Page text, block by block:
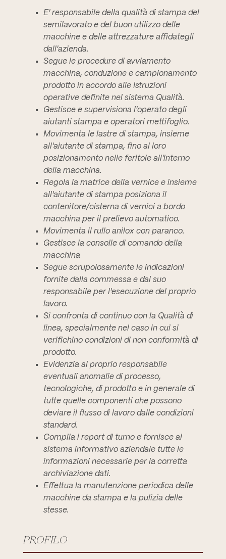
E' responsabile della qualità di stampa del
semilavorato e del buon utilizzo delle
macchine e delle attrezzature affidategli
dall'azienda.
Segue le procedure di avviamento
macchina, conduzione e campionamento
prodotto in accordo alle Istruzioni
operative definite nel sistema Qualità.
Gestisce e supervisiona l'operato degli
aiutanti stampa e operatori mettifoglio.
Movimenta le lastre di stampa, insieme
all'aiutante di stampa, fino al loro
posizionamento nelle feritoie all'interno
della macchina.
Regola la matrice della vernice e insieme
all'aiutante di stampa posiziona il
contenitore/cisterna di vernici a bordo
macchina per il prelievo automatico.
Movimenta il rullo anilox con paranco.
Gestisce la consolle di comando della
macchina
Segue scrupolosamente le indicazioni
fornite dalla commessa e dal suo
responsabile per l'esecuzione del proprio
lavoro.
Si confronta di continuo con la Qualità di
linea, specialmente nel caso in cui si
verifichino condizioni di non conformità di
prodotto.
Evidenzia al proprio responsabile
eventuali anomalie di processo,
tecnologiche, di prodotto e in generale di
tutte quelle componenti che possono
deviare il flusso di lavoro dalle condizioni
standard.
Compila i report di turno e fornisce al
sistema informativo aziendale tutte le
informazioni necessarie per la corretta
archiviazione dati.
Effettua la manutenzione periodica delle
macchine da stampa e la pulizia delle
stesse.
PROFILO